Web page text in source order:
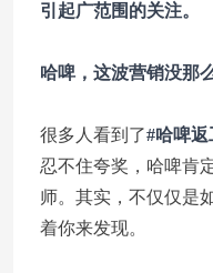
引起广范围的关注。
哈啤，这波营销没那
很多人看到了#哈啤返
忍不住夸奖，哈啤肯
师。其实，不仅仅是
着你来发现。